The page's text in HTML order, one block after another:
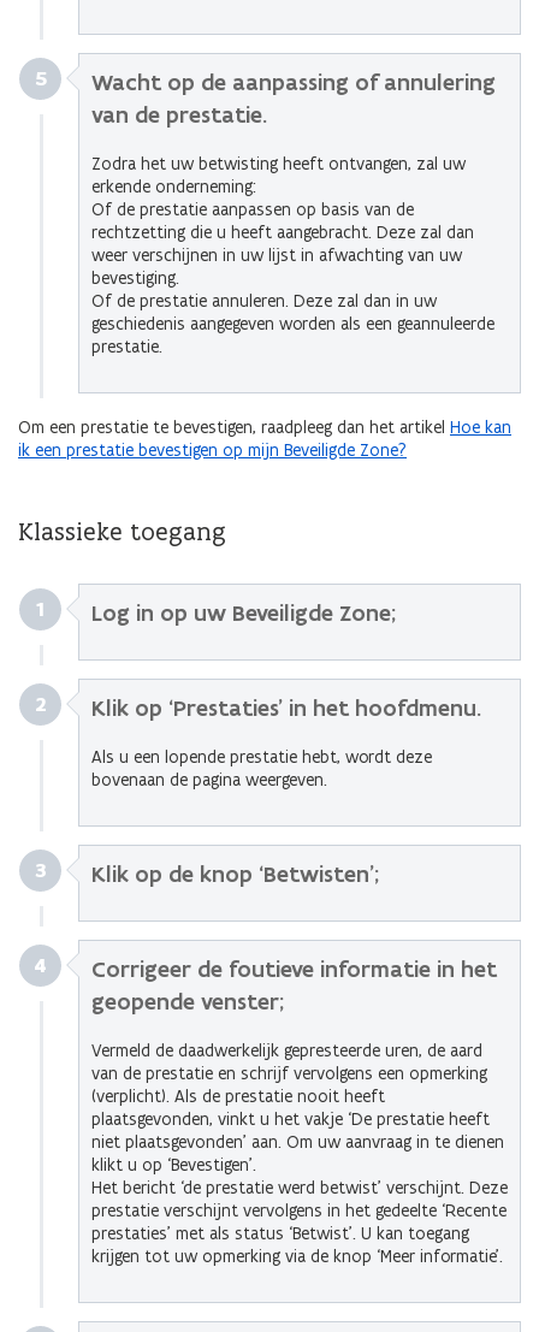
5
Wacht op de aanpassing of annulering
van de prestatie.
Zodra het uw betwisting heeft ontvangen, zal uw
erkende onderneming:
Of de prestatie aanpassen op basis van de
rechtzetting die u heeft aangebracht. Deze zal dan
weer verschijnen in uw lijst in afwachting van uw
bevestiging.
Of de prestatie annuleren. Deze zal dan in uw
geschiedenis aangegeven worden als een geannuleerde
prestatie.
Om een prestatie te bevestigen, raadpleeg dan het artikel Hoe kan
ik een prestatie bevestigen op mijn Beveiligde Zone?
Klassieke toegang
1 Log in op uw Beveiligde Zone;
2 Klik op ‘Prestaties’ in het hoofdmenu.
Als u een lopende prestatie hebt, wordt deze
bovenaan de pagina weergeven.
3 Klik op de knop ‘Betwisten’;
4
Corrigeer de foutieve informatie in het
geopende venster;
Vermeld de daadwerkelijk gepresteerde uren, de aard
van de prestatie en schrijf vervolgens een opmerking
(verplicht). Als de prestatie nooit heeft
plaatsgevonden, vinkt u het vakje ‘De prestatie heeft
niet plaatsgevonden’ aan. Om uw aanvraag in te dienen
klikt u op ‘Bevestigen’.
Het bericht ‘de prestatie werd betwist’ verschijnt. Deze
prestatie verschijnt vervolgens in het gedeelte ‘Recente
prestaties’ met als status ‘Betwist’. U kan toegang
krijgen tot uw opmerking via de knop ‘Meer informatie’.